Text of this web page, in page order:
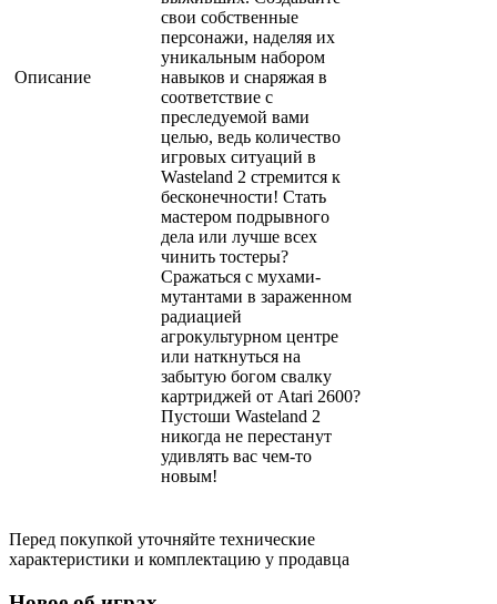
Описание
свои собственные
персонажи, наделяя их
уникальным набором
навыков и снаряжая в
соответствие с
преследуемой вами
целью, ведь количество
игровых ситуаций в
Wasteland 2 стремится к
бесконечности! Стать
мастером подрывного
дела или лучше всех
чинить тостеры?
Сражаться с мухами-
мутантами в зараженном
радиацией
агрокультурном центре
или наткнуться на
забытую богом свалку
картриджей от Atari 2600?
Пустоши Wasteland 2
никогда не перестанут
удивлять вас чем-то
новым!
Перед покупкой уточняйте технические
характеристики и комплектацию у продавца